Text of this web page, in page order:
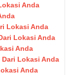
Anda
Lokasi Anda
Lokasi Anda
Anda
Dari Lokasi Anda
Anda